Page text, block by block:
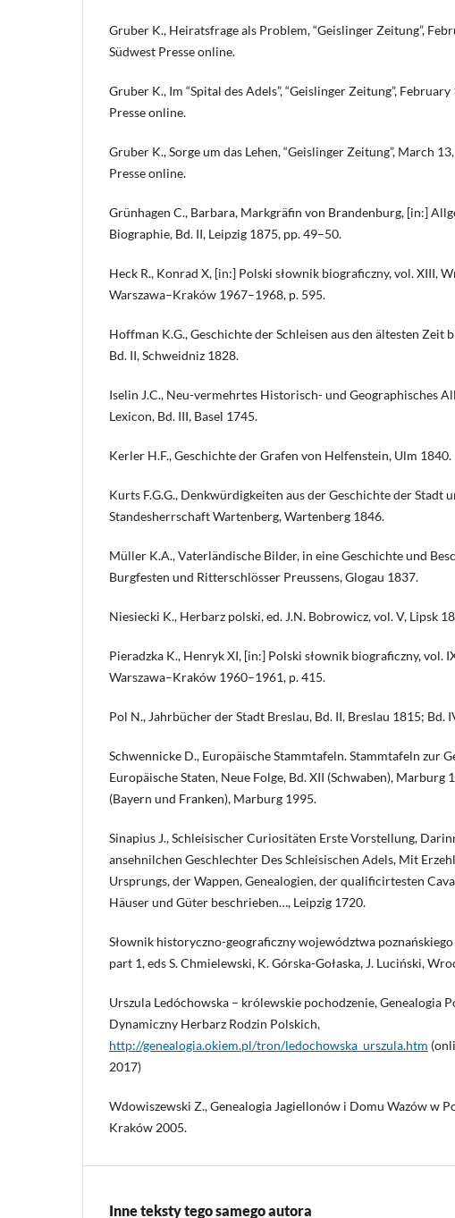
Gruber K., Heiratsfrage als Problem, “Geislinger Zeitung”,
Südwest Presse online.
Gruber K., Im “Spital des Adels”, “Geislinger Zeitung”,
Presse online.
Gruber K., Sorge um das Lehen, “Geislinger Zeitung”, March
Presse online.
Grünhagen C., Barbara, Markgräfin von Brandenburg, [in:]
Biographie, Bd. II, Leipzig 1875, pp. 49–50.
Heck R., Konrad X, [in:] Polski słownik biograficzny, vol. XIII,
Warszawa–Kraków 1967–1968, p. 595.
Hoffman K.G., Geschichte der Schleisen aus den ältesten Zeit
Bd. II, Schweidniz 1828.
Iselin J.C., Neu-vermehrtes Historisch- und Geographisches
Lexicon, Bd. III, Basel 1745.
Kerler H.F., Geschichte der Grafen von Helfenstein, Ulm 1840.
Kurts F.G.G., Denkwürdigkeiten aus der Geschichte der Stadt
Standesherrschaft Wartenberg, Wartenberg 1846.
Müller K.A., Vaterländische Bilder, in eine Geschichte und
Burgfesten und Ritterschlösser Preussens, Glogau 1837.
Niesiecki K., Herbarz polski, ed. J.N. Bobrowicz, vol. V, Lipsk
Pieradzka K., Henryk XI, [in:] Polski słownik biograficzny, vol.
Warszawa–Kraków 1960–1961, p. 415.
Pol N., Jahrbücher der Stadt Breslau, Bd. II, Breslau 1815; Bd.
Schwennicke D., Europäische Stammtafeln. Stammtafeln zur
Europäische Staten, Neue Folge, Bd. XII (Schwaben), Marburg
(Bayern und Franken), Marburg 1995.
Sinapius J., Schleisischer Curiositäten Erste Vorstellung,
ansehnilchen Geschlechter Des Schleisischen Adels, Mit
Ursprungs, der Wappen, Genealogien, der qualificirtesten
Häuser und Güter beschrieben…, Leipzig 1720.
Słownik historyczno-geograficzny województwa
part 1, eds S. Chmielewski, K. Górska-Gołaska, J. Luciński,
Urszula Ledóchowska – królewskie pochodzenie, Genealogia
Dynamiczny Herbarz Rodzin Polskich,
http://genealogia.okiem.pl/tron/ledochowska_urszula.htm
2017)
Wdowiszewski Z., Genealogia Jagiellonów i Domu Wazów w
Kraków 2005.
Inne teksty tego samego autora